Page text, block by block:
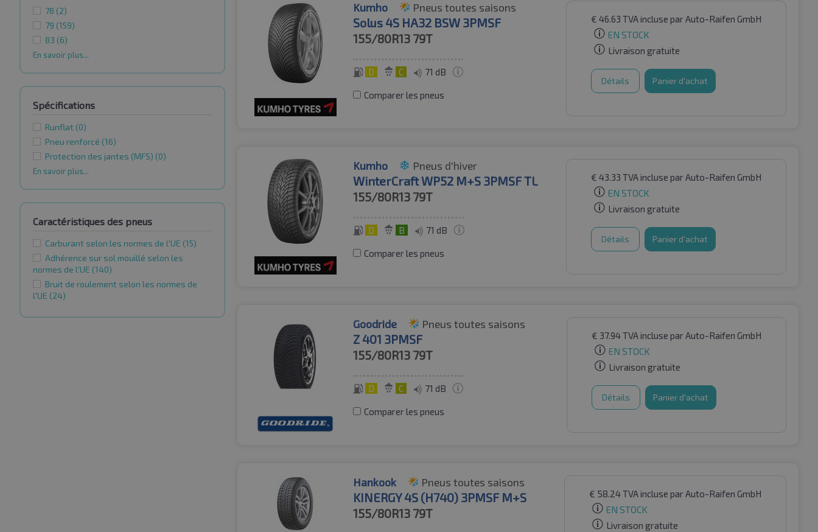
78 (2)
79 (159)
83 (6)
En savoir plus...
Spécifications
Runflat (0)
Pneu renforcé (16)
Protection des jantes (MFS) (0)
En savoir plus...
Caractéristiques des pneus
Carburant selon les normes de l'UE (15)
Adhérence sur sol mouillé selon les
normes de l'UE (140)
Bruit de roulement selon les normes de
l'UE (24)
Kumho Pneus toutes saisons
Solus 4S HA32 BSW 3PMSF
155/80R13 79T
D C 71 dB
Comparer les pneus
€ 46.63 TVA incluse par Auto-Raifen GmbH
EN STOCK
Livraison gratuite
Détails Panier d'achat
Kumho Pneus d'hiver
WinterCraft WP52 M+S 3PMSF TL
155/80R13 79T
D B 71 dB
Comparer les pneus
€ 43.33 TVA incluse par Auto-Raifen GmbH
EN STOCK
Livraison gratuite
Détails Panier d'achat
Goodride Pneus toutes saisons
Z 401 3PMSF
155/80R13 79T
D C 71 dB
Comparer les pneus
€ 37.94TVA incluse par Auto-Raifen GmbH
EN STOCK
Livraison gratuite
Détails Panier d'achat
Hankook Pneus toutes saisons
KINERGY 4S (H740) 3PMSF M+S
155/80R13 79T
€ 58.24TVA incluse par Auto-Raifen GmbH
EN STOCK
Livraison gratuite